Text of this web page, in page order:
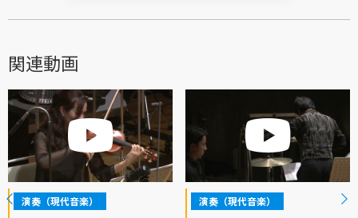
関連動画
演奏（現代音楽） 演奏（現代音楽）